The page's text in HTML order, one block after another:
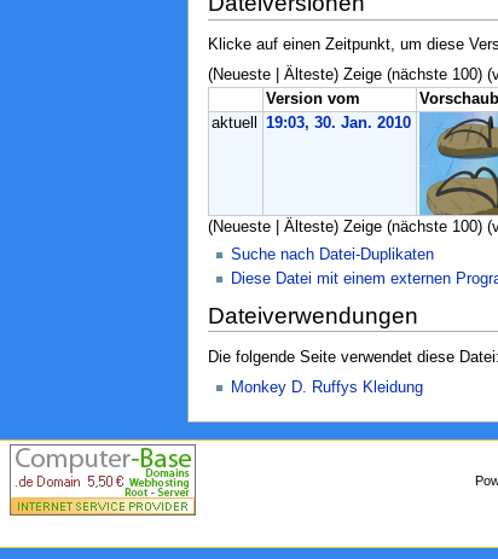
Klicke auf einen Zeitpunkt, um diese
(Neueste | Älteste) Zeige (nächste 100)
Version vom
aktuell
19:03, 30. Jan. 2010
(Neueste | Älteste) Zeige (nächste 100)
Suche nach Datei-Duplikaten
Diese Datei mit einem externen
Dateiverwendungen
Die folgende Seite verwendet diese Datei:
Monkey D. Ruffys Kleidung